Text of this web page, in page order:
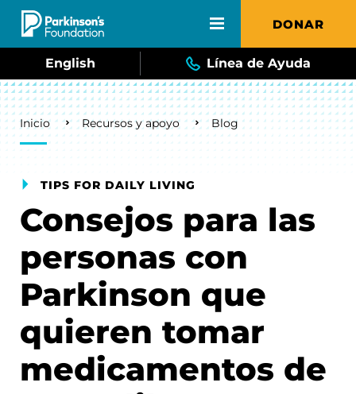
Skip to main content DONAR
English Línea de Ayuda
Breadcrumb
Inicio Recursos y apoyo Blog
TIPS FOR DAILY LIVING
Consejos para las
personas con
Parkinson que
quieren tomar
medicamentos de